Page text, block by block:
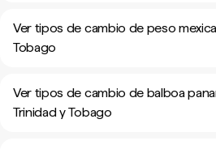
Ver tipos de cambio de peso
Tobago
Ver tipos de cambio de balboa
Trinidad y Tobago